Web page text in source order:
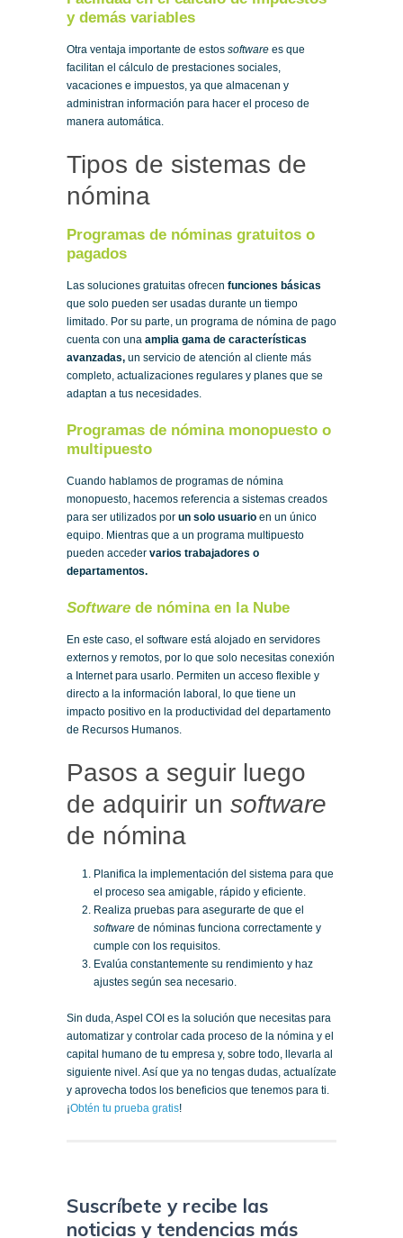
y demás variables
Otra ventaja importante de estos software es que
facilitan el cálculo de prestaciones sociales,
vacaciones e impuestos, ya que almacenan y
administran información para hacer el proceso de
manera automática.
Tipos de sistemas de
nómina
Programas de nóminas gratuitos o
pagados
Las soluciones gratuitas ofrecen funciones básicas
que solo pueden ser usadas durante un tiempo
limitado. Por su parte, un programa de nómina de pago
cuenta con una amplia gama de características
avanzadas, un servicio de atención al cliente más
completo, actualizaciones regulares y planes que se
adaptan a tus necesidades.
Programas de nómina monopuesto o
multipuesto
Cuando hablamos de programas de nómina
monopuesto, hacemos referencia a sistemas creados
para ser utilizados por un solo usuario en un único
equipo. Mientras que a un programa multipuesto
pueden acceder varios trabajadores o
departamentos.
Software de nómina en la Nube
En este caso, el software está alojado en servidores
externos y remotos, por lo que solo necesitas conexión
a Internet para usarlo. Permiten un acceso flexible y
directo a la información laboral, lo que tiene un
impacto positivo en la productividad del departamento
de Recursos Humanos.
Pasos a seguir luego
de adquirir un software
de nómina
Planifica la implementación del sistema para que
el proceso sea amigable, rápido y eficiente.
Realiza pruebas para asegurarte de que el
software de nóminas funciona correctamente y
cumple con los requisitos.
Evalúa constantemente su rendimiento y haz
ajustes según sea necesario.
Sin duda, Aspel COI es la solución que necesitas para
automatizar y controlar cada proceso de la nómina y el
capital humano de tu empresa y, sobre todo, llevarla al
siguiente nivel. Así que ya no tengas dudas, actualízate
y aprovecha todos los beneficios que tenemos para ti.
¡Obtén tu prueba gratis!